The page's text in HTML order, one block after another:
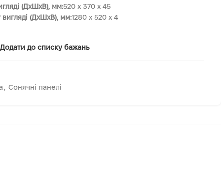
(ДxШxВ), мм:520 x 370 x 45
(ДxШxВ), мм:1280 x 520 x 4
Додати до списку бажань
, Сонячні панелі